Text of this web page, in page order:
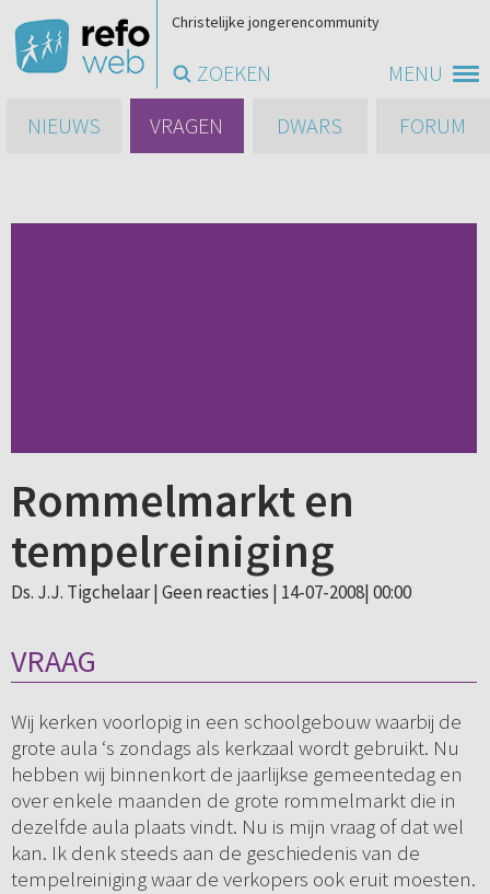
MENU
Christelijke jongerencommunity
ZOEKEN
NIEUWS
VRAGEN DWARS FORUM
Rommelmarkt en
tempelreiniging
Ds. J.J. Tigchelaar | Geen reacties | 14-07-2008| 00:00
VRAAG
Wij kerken voorlopig in een schoolgebouw waarbij de
grote aula ‘s zondags als kerkzaal wordt gebruikt. Nu
hebben wij binnenkort de jaarlijkse gemeentedag en
over enkele maanden de grote rommelmarkt die in
dezelfde aula plaats vindt. Nu is mijn vraag of dat wel
kan. Ik denk steeds aan de geschiedenis van de
tempelreiniging waar de verkopers ook eruit moesten.